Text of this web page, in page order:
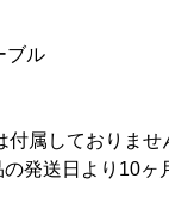
ル
ておりませ
発送日より10ヶ